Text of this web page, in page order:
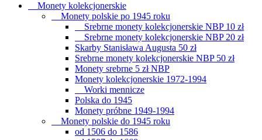
Monety kolekcjonerskie
Monety polskie po 1945 roku
Srebrne monety kolekcjonerskie NBP 10 zł
Srebrne monety kolekcjonerskie NBP 20 zł
Skarby Stanisława Augusta 50 zł
Srebrne monety kolekcjonerskie NBP 50 zł
Monety srebrne 5 zł NBP
Monety kolekcjonerskie 1972-1994
Worki mennicze
Polska do 1945
Monety próbne 1949-1994
Monety polskie do 1945 roku
od 1506 do 1586